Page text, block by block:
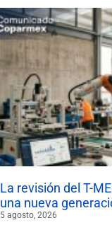
La revisión del T-
una nueva
5 agosto, 2026